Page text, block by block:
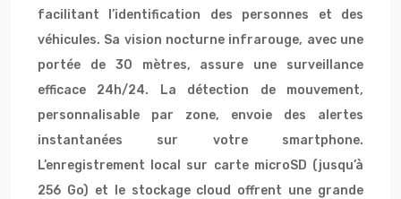
facilitant l’identification des personnes et des
véhicules. Sa vision nocturne infrarouge, avec une
portée de 30 mètres, assure une surveillance
efficace 24h/24. La détection de mouvement,
personnalisable par zone, envoie des alertes
instantanées sur votre smartphone.
L’enregistrement local sur carte microSD (jusqu’à
256 Go) et le stockage cloud offrent une grande